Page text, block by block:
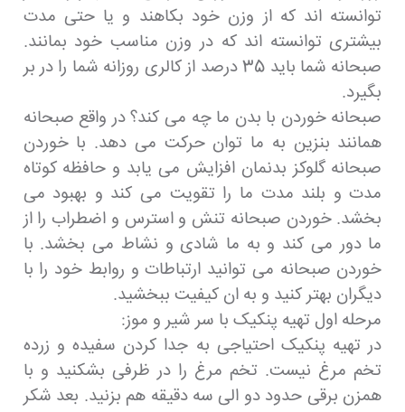
توانسته اند که از وزن خود بکاهند و یا حتی مدت
بیشتری توانسته اند که در وزن مناسب خود بمانند.
صبحانه شما باید 35 درصد از کالری روزانه شما را در بر
بگیرد.
صبحانه خوردن با بدن ما چه می کند؟ در واقع صبحانه
همانند بنزین به ما توان حرکت می دهد. با خوردن
صبحانه گلوکز بدنمان افزایش می یابد و حافظه کوتاه
مدت و بلند مدت ما را تقویت می کند و بهبود می
بخشد. خوردن صبحانه تنش و استرس و اضطراب را از
ما دور می کند و به ما شادی و نشاط می بخشد. با
خوردن صبحانه می توانید ارتباطات و روابط خود را با
دیگران بهتر کنید و به ان کیفیت ببخشید.
مرحله اول تهیه پنکیک با سر شیر و موز:
در تهیه پنکیک احتیاجی به جدا کردن سفیده و زرده
تخم مرغ نیست. تخم مرغ را در ظرفی بشکنید و با
همزن برقی حدود دو الی سه دقیقه هم بزنید. بعد شکر